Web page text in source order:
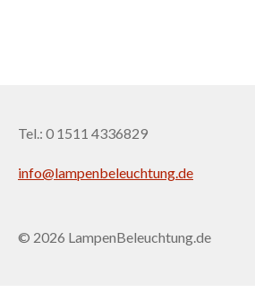
Tel.: 0 1511 4336829
info@lampenbeleuchtung.de
© 2026 LampenBeleuchtung.de